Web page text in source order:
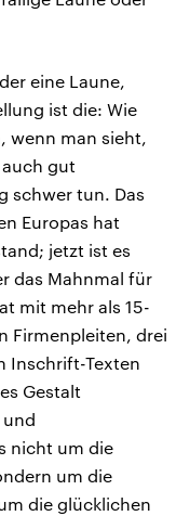
eine Laune,
ist die: Wie
wenn man sieht,
gut
schwer tun. Das
Europas hat
jetzt ist es
das Mahnmal für
mit mehr als 15-
Firmenpleiten, drei
Inschrift-Texten
Gestalt
und
nicht um die
um die
die glücklichen